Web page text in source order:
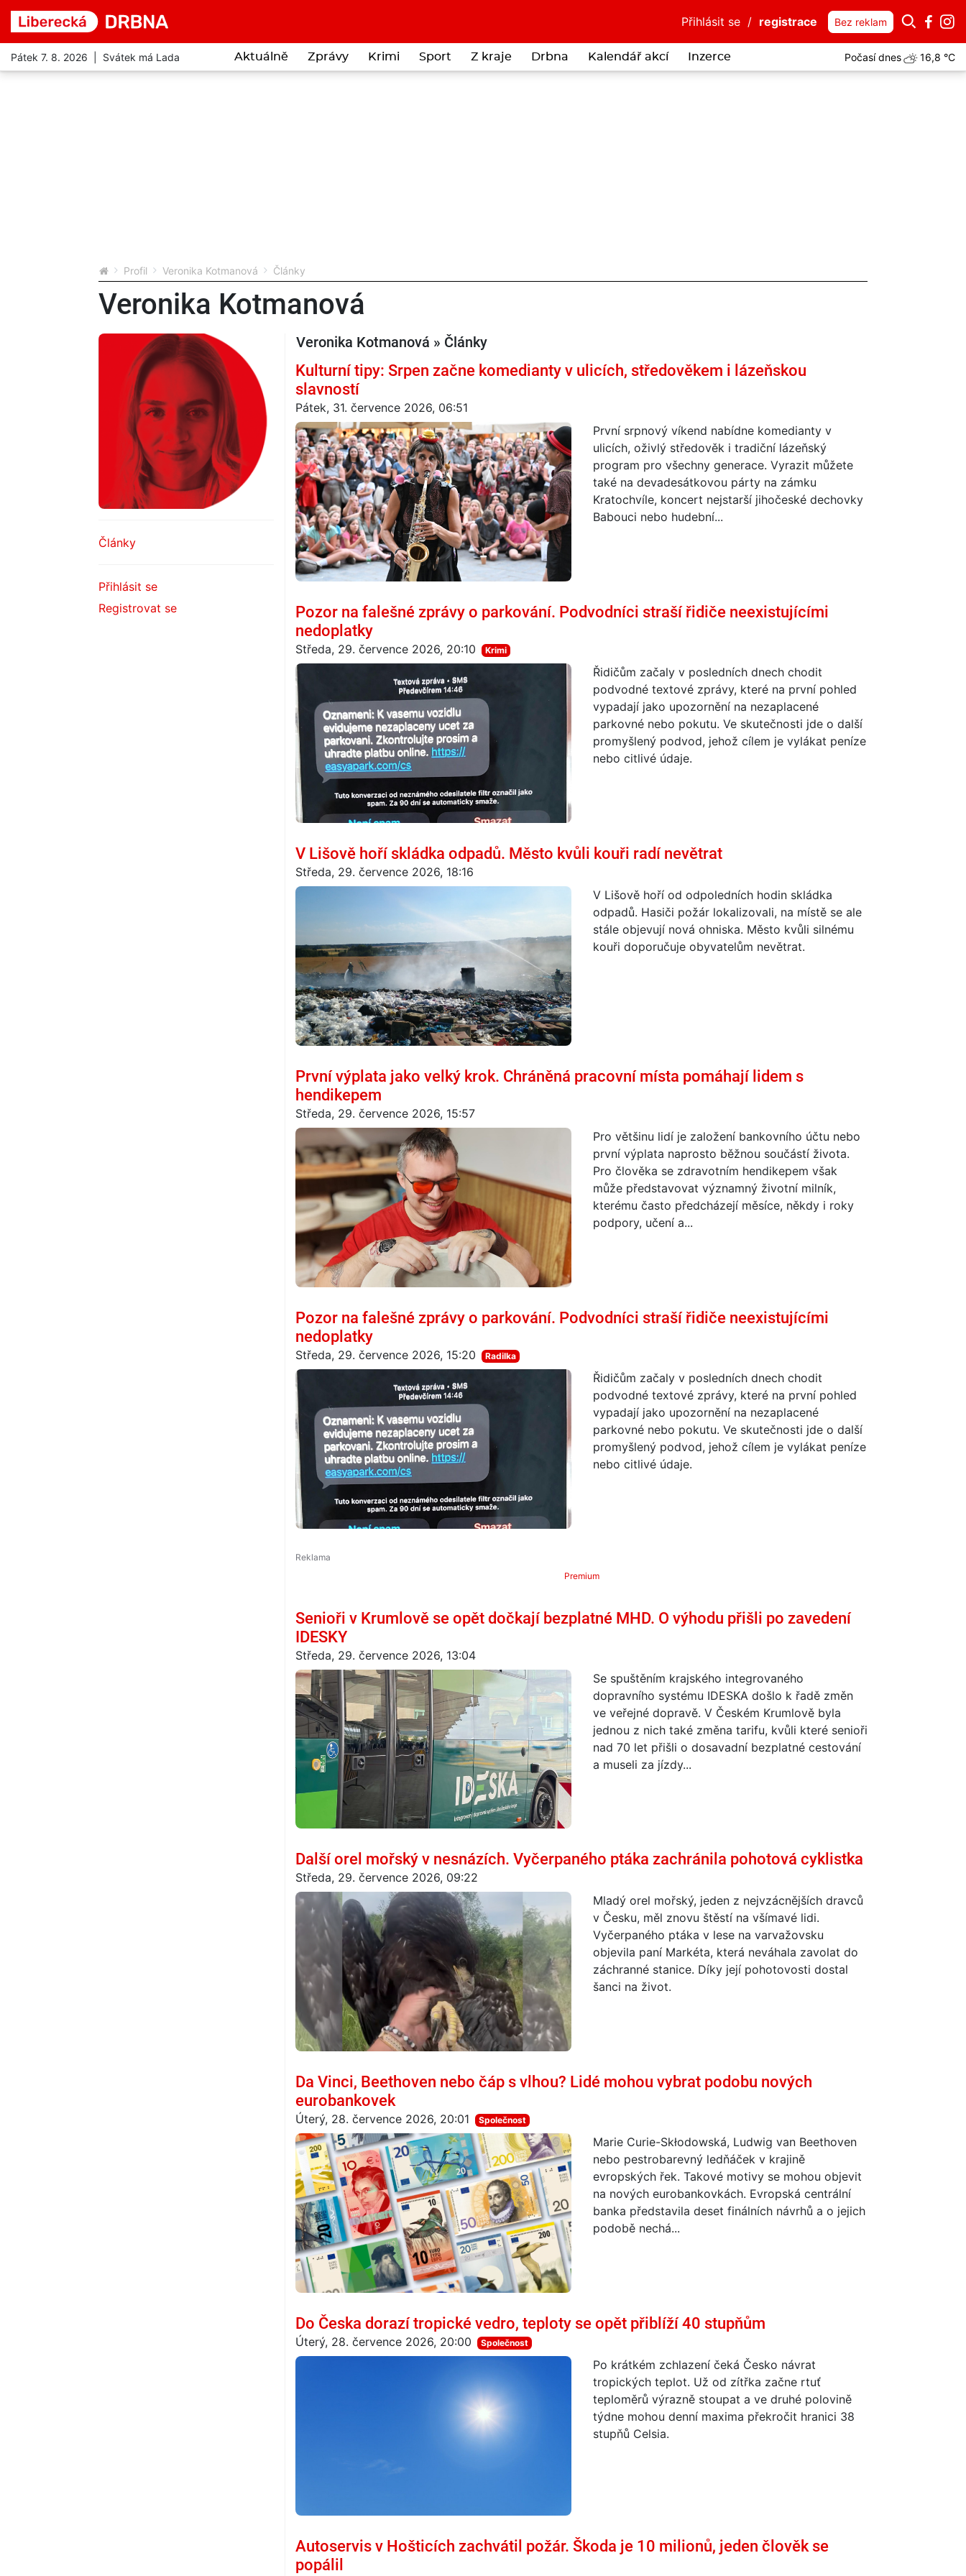
Přihlásit se / registrace Bez reklam
Pátek 7. 8. 2026 | Svátek má Lada Aktuálně Zprávy Krimi Sport Z kraje Drbna Kalendář akcí Inzerce Počasí dnes 16,8 °C
Profil Veronika Kotmanová Články
Veronika Kotmanová
Články
Přihlásit se
Registrovat se
Veronika Kotmanová » Články
Kulturní tipy: Srpen začne komedianty v ulicích, středověkem i lázeňskou
slavností
Pátek, 31. července 2026, 06:51
První srpnový víkend nabídne komedianty v
ulicích, oživlý středověk i tradiční lázeňský
program pro všechny generace. Vyrazit můžete
také na devadesátkovou párty na zámku
Kratochvíle, koncert nejstarší jihočeské dechovky
Babouci nebo hudební...
Pozor na falešné zprávy o parkování. Podvodníci straší řidiče neexistujícími
nedoplatky
Středa, 29. července 2026, 20:10 Krimi
Řidičům začaly v posledních dnech chodit
podvodné textové zprávy, které na první pohled
vypadají jako upozornění na nezaplacené
parkovné nebo pokutu. Ve skutečnosti jde o další
promyšlený podvod, jehož cílem je vylákat peníze
nebo citlivé údaje.
V Lišově hoří skládka odpadů. Město kvůli kouři radí nevětrat
Středa, 29. července 2026, 18:16
V Lišově hoří od odpoledních hodin skládka
odpadů. Hasiči požár lokalizovali, na místě se ale
stále objevují nová ohniska. Město kvůli silnému
kouři doporučuje obyvatelům nevětrat.
První výplata jako velký krok. Chráněná pracovní místa pomáhají lidem s
hendikepem
Středa, 29. července 2026, 15:57
Pro většinu lidí je založení bankovního účtu nebo
první výplata naprosto běžnou součástí života.
Pro člověka se zdravotním hendikepem však
může představovat významný životní milník,
kterému často předcházejí měsíce, někdy i roky
podpory, učení a...
Pozor na falešné zprávy o parkování. Podvodníci straší řidiče neexistujícími
nedoplatky
Středa, 29. července 2026, 15:20 Radilka
Řidičům začaly v posledních dnech chodit
podvodné textové zprávy, které na první pohled
vypadají jako upozornění na nezaplacené
parkovné nebo pokutu. Ve skutečnosti jde o další
promyšlený podvod, jehož cílem je vylákat peníze
nebo citlivé údaje.
Premium
Senioři v Krumlově se opět dočkají bezplatné MHD. O výhodu přišli po zavedení
IDESKY
Středa, 29. července 2026, 13:04
Se spuštěním krajského integrovaného
dopravního systému IDESKA došlo k řadě změn
ve veřejné dopravě. V Českém Krumlově byla
jednou z nich také změna tarifu, kvůli které senioři
nad 70 let přišli o dosavadní bezplatné cestování
a museli za jízdy...
Další orel mořský v nesnázích. Vyčerpaného ptáka zachránila pohotová cyklistka
Středa, 29. července 2026, 09:22
Mladý orel mořský, jeden z nejvzácnějších dravců
v Česku, měl znovu štěstí na všímavé lidi.
Vyčerpaného ptáka v lese na varvažovsku
objevila paní Markéta, která neváhala zavolat do
záchranné stanice. Díky její pohotovosti dostal
šanci na život.
Da Vinci, Beethoven nebo čáp s vlhou? Lidé mohou vybrat podobu nových
eurobankovek
Úterý, 28. července 2026, 20:01 Společnost
Marie Curie-Skłodowská, Ludwig van Beethoven
nebo pestrobarevný ledňáček v krajině
evropských řek. Takové motivy se mohou objevit
na nových eurobankovkách. Evropská centrální
banka představila deset finálních návrhů a o jejich
podobě nechá...
Do Česka dorazí tropické vedro, teploty se opět přiblíží 40 stupňům
Úterý, 28. července 2026, 20:00 Společnost
Po krátkém zchlazení čeká Česko návrat
tropických teplot. Už od zítřka začne rtuť
teploměrů výrazně stoupat a ve druhé polovině
týdne mohou denní maxima překročit hranici 38
stupňů Celsia.
Autoservis v Hošticích zachvátil požár. Škoda je 10 milionů, jeden člověk se
popálil